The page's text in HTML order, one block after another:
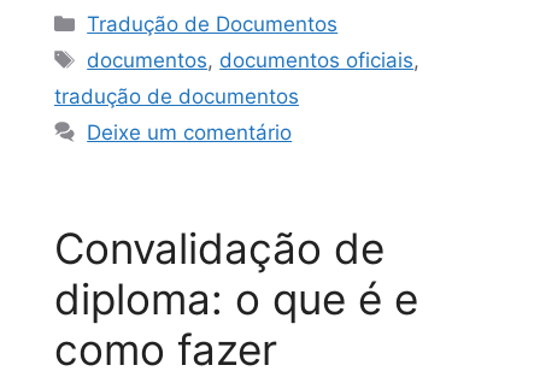
Tradução de Documentos
documentos, documentos oficiais,
tradução de documentos
Deixe um comentário
Convalidação de
diploma: o que é e
como fazer